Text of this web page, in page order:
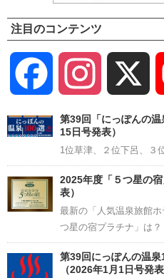
注目のコンテンツ
Facebook Instagram
第39回「にっぽんの
15日号発表）
1位草津、２位下呂、３
2025年度「５つ星の
表）
最新の「人気温泉旅館
つ星の宿プラチナ」は？
第39回にっぽんの温泉
（2026年1月1日号発表